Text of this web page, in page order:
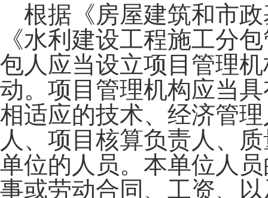
根据《房屋建筑和市政
《水利建设工程施工分
包人应当设立项目管理
动。项目管理机构应当
相适应的技术、经济管
人、项目核算负责人、
单位的人员。本单位人
事或劳动合同、工资、